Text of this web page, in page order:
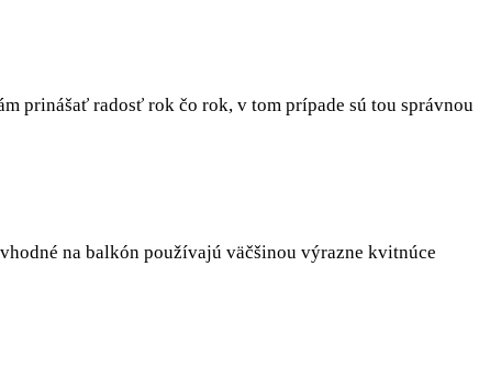
prinášať radosť rok čo rok, v tom prípade sú tou správnou
na balkón používajú väčšinou výrazne kvitnúce